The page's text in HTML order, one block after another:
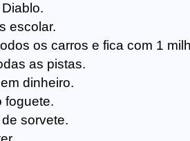
escolar.
os carros e fica com 1
as pistas.
dinheiro.
foguete.
sorvete.